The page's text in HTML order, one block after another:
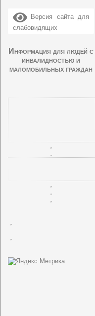
Версия сайта для
слабовидящих
Информация для людей с
инвалидностью и
маломобильных граждан